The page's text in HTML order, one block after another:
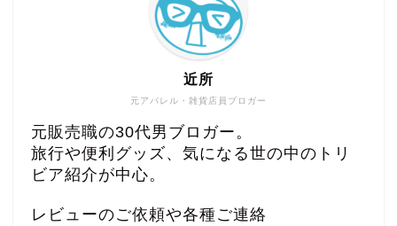
元アパレル・雑貨店員ブロガー
近所
元販売職の30代男ブロガー。
旅行や便利グッズ、気になる世の中のトリ
ビア紹介が中心。
レビューのご依頼や各種ご連絡